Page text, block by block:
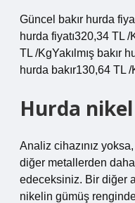
Güncel bakır hurda
hurda fiyatı320,34 TL
TL /KgYakılmış bakır
hurda bakır130,64 TL /
Hurda nikel
Analiz cihazınız yoksa,
diğer metallerden daha
edeceksiniz. Bir diğer
nikelin gümüş